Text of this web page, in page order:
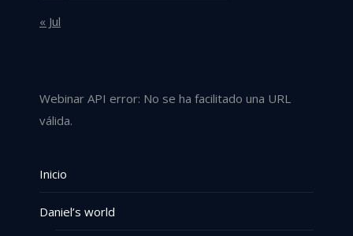
« Jul
Webinar API error: No se ha facilitado una URL
válida.
Inicio
Daniel’s world